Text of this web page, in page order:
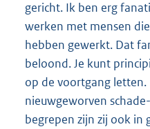
gericht. Ik ben erg
werken met mensen
hebben gewerkt. Dat
beloond. Je kunt
op de voortgang letten.
nieuwgeworven
begrepen zijn zij ook